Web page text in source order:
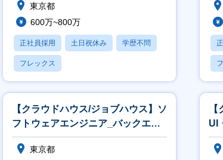
東京都
600万~800万
正社員採用 土日祝休み 学歴不問
フレックス
【クラウドハウス/ジョブハウス】ソ
フトウェアエンジニア_バックエン
ド・サーバーサイド
東京都
UI